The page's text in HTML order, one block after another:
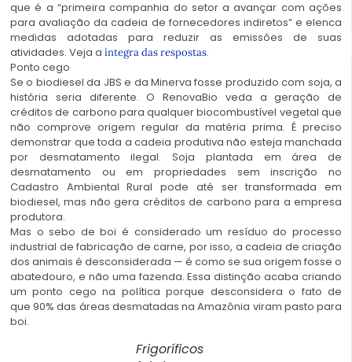
que é a “primeira companhia do setor a avançar com ações
para avaliação da cadeia de fornecedores indiretos” e elenca
medidas adotadas para reduzir as emissões de suas
atividades. Veja a íntegra das respostas.
Ponto cego
Se o biodiesel da JBS e da Minerva fosse produzido com soja, a
história seria diferente. O RenovaBio veda a geração de
créditos de carbono para qualquer biocombustível vegetal que
não comprove origem regular da matéria prima. É preciso
demonstrar que toda a cadeia produtiva não esteja manchada
por desmatamento ilegal. Soja plantada em área de
desmatamento ou em propriedades sem inscrição no
Cadastro Ambiental Rural pode até ser transformada em
biodiesel, mas não gera créditos de carbono para a empresa
produtora.
Mas o sebo de boi é considerado um resíduo do processo
industrial de fabricação de carne, por isso, a cadeia de criação
dos animais é desconsiderada — é como se sua origem fosse o
abatedouro, e não uma fazenda. Essa distinção acaba criando
um ponto cego na política porque desconsidera o fato de
que 90% das áreas desmatadas na Amazônia viram pasto para
boi.
Frigoríficos